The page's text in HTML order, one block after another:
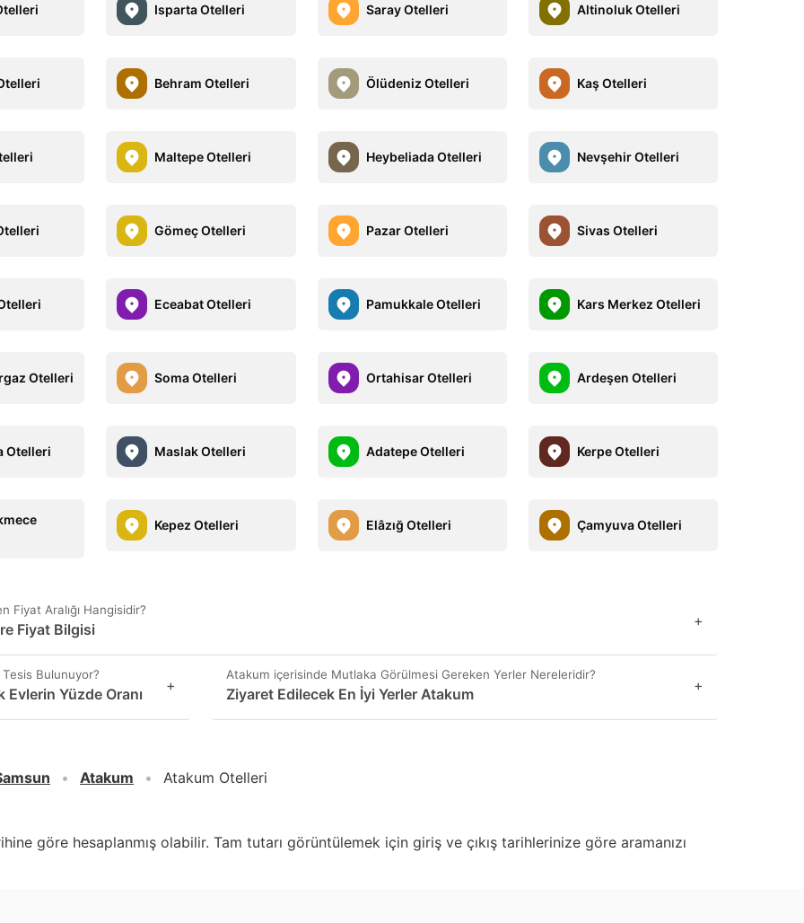
Isparta Otelleri Saray Otelleri Altinoluk Otelleri
Behram Otelleri Ölüdeniz Otelleri Kaş Otelleri
Maltepe Otelleri Heybeliada Otelleri Nevşehir Otelleri
Gömeç Otelleri Pazar Otelleri Sivas Otelleri
Eceabat Otelleri Pamukkale Otelleri Kars Merkez Otelleri
Otelleri Soma Otelleri Ortahisar Otelleri Ardeşen Otelleri
Otelleri Maslak Otelleri Adatepe Otelleri Kerpe Otelleri
Kepez Otelleri Elâzığ Otelleri Çamyuva Otelleri
Fiyat Aralığı Hangisidir?
Fiyat Bilgisi +
Bulunuyor?
Yüzde Oranı +
Atakum içerisinde Mutlaka Görülmesi Gereken Yerler Nereleridir?
Ziyaret Edilecek En İyi Yerler Atakum +
Atakum Atakum Otelleri
göre hesaplanmış olabilir. Tam tutarı görüntülemek için giriş ve çıkış tarihlerinize göre aramanızı